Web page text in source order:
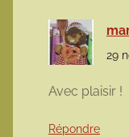
29
Avec plaisir !
Répondre